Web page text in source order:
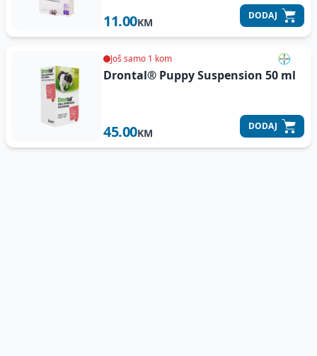
11.00KM
DODAJ
Još samo 1 kom
Drontal® Puppy Suspension 50 ml
45.00KM
DODAJ